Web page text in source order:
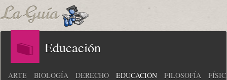
Educación
ARTE BIOLOGÍA DERECHO EDUCACIÓN FILOSOFÍA